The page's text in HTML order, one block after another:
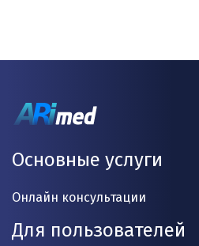
Основные услуги
Онлайн консультации
Для пользователей